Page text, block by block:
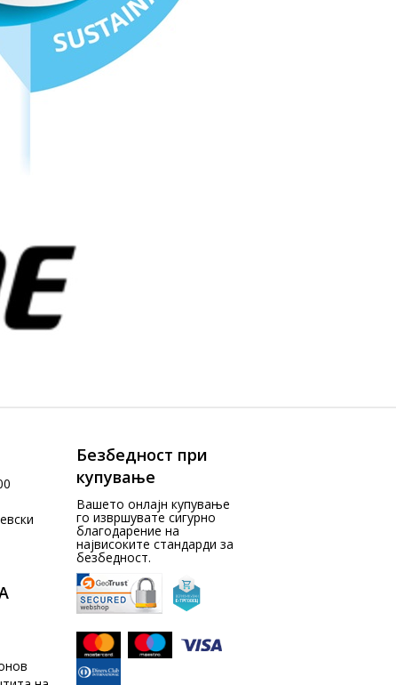
Безбедност при
купување
Вашето онлајн купување
го извршувате сигурно
благодарение на
највисоките стандарди за
безбедност.